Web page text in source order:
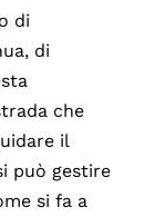
di
di
che
il
può gestire
si fa a